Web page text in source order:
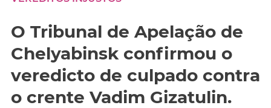
O Tribunal de Apelação de
Chelyabinsk confirmou o
veredicto de culpado contra
o crente Vadim Gizatulin.